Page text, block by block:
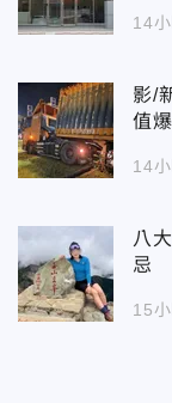
14
影/
值
14
八
忌
15